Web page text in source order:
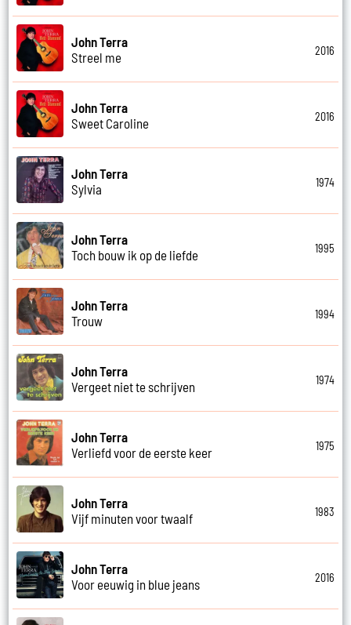
John Terra
Streel me
2016
John Terra
Sweet Caroline
2016
John Terra
Sylvia
1974
John Terra
Toch bouw ik op de liefde
1995
John Terra
Trouw
1994
John Terra
Vergeet niet te schrijven
1974
John Terra
Verliefd voor de eerste keer
1975
John Terra
Vijf minuten voor twaalf
1983
John Terra
Voor eeuwig in blue jeans
2016